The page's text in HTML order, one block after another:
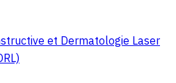
et Dermatologie Laser